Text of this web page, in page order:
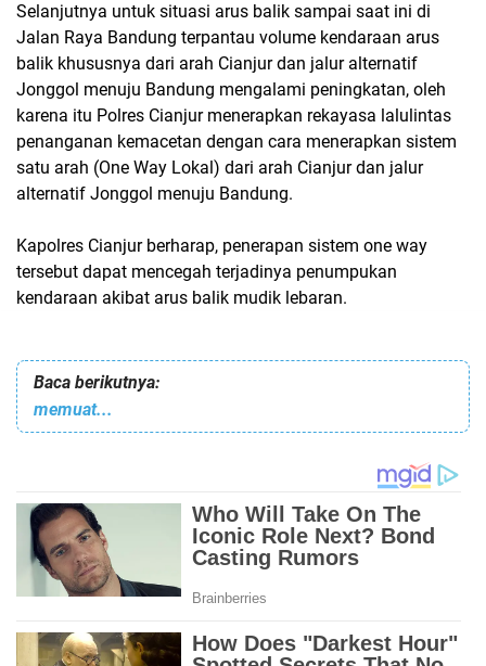
Selanjutnya untuk situasi arus balik sampai saat ini di
Jalan Raya Bandung terpantau volume kendaraan arus
balik khususnya dari arah Cianjur dan jalur alternatif
Jonggol menuju Bandung mengalami peningkatan, oleh
karena itu Polres Cianjur menerapkan rekayasa lalulintas
penanganan kemacetan dengan cara menerapkan sistem
satu arah (One Way Lokal) dari arah Cianjur dan jalur
alternatif Jonggol menuju Bandung.
Kapolres Cianjur berharap, penerapan sistem one way
tersebut dapat mencegah terjadinya penumpukan
kendaraan akibat arus balik mudik lebaran.
Baca berikutnya:
memuat...